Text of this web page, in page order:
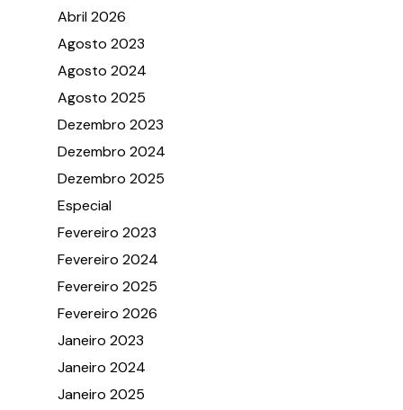
Abril 2026
Agosto 2023
Agosto 2024
Agosto 2025
Dezembro 2023
Dezembro 2024
Dezembro 2025
Especial
Fevereiro 2023
Fevereiro 2024
Fevereiro 2025
Fevereiro 2026
Janeiro 2023
Janeiro 2024
Janeiro 2025